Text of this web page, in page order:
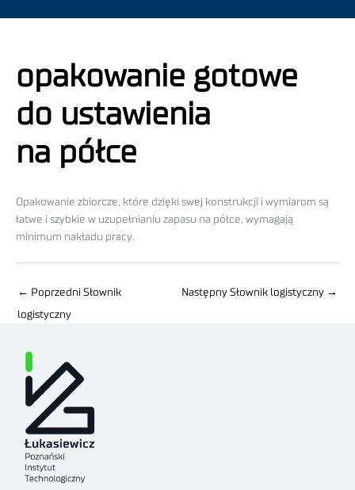
opakowanie gotowe
do ustawienia
na półce
Opakowanie zbiorcze, które dzięki swej konstrukcji i wymiarom są
łatwe i szybkie w uzupełnianiu zapasu na półce, wymagają
minimum nakładu pracy.
← Poprzedni Słownik
logistyczny
Następny Słownik logistyczny →